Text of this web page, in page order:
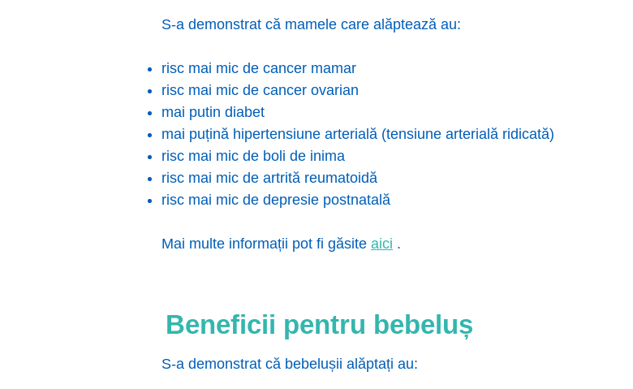
S-a demonstrat că mamele care alăptează au:
risc mai mic de cancer mamar
risc mai mic de cancer ovarian
mai putin diabet
mai puțină hipertensiune arterială (tensiune arterială ridicată)
risc mai mic de boli de inima
risc mai mic de artrită reumatoidă
risc mai mic de depresie postnatală
Mai multe informații pot fi găsite aici .
Beneficii pentru bebeluș
S-a demonstrat că bebelușii alăptați au: